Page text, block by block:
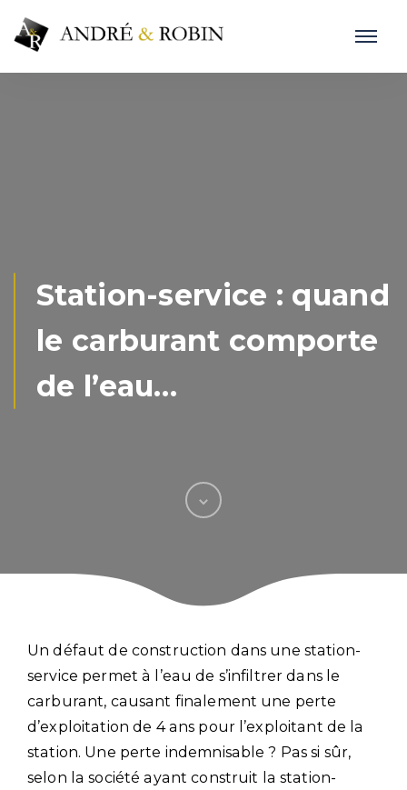
Station-service : quand
le carburant comporte
de l’eau…
Un défaut de construction dans une station-
service permet à l’eau de s’infiltrer dans le
carburant, causant finalement une perte
d’exploitation de 4 ans pour l’exploitant de la
station. Une perte indemnisable ? Pas si sûr,
selon la société ayant construit la station-